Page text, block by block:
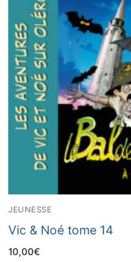
JEUNESSE
Vic & Noé tome 14
10,00€